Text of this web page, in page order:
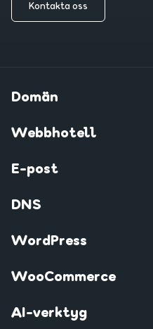
Kontakta oss
Domän
Webbhotell
E-post
DNS
WordPress
WooCommerce
AI-verktyg